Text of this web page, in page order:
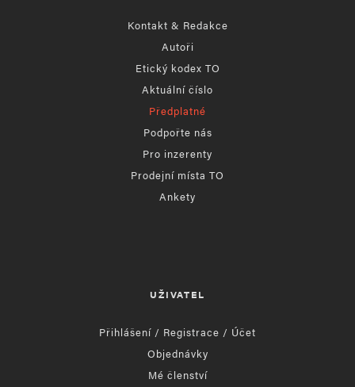
Kontakt & Redakce
Autoři
Etický kodex TO
Aktuální číslo
Předplatné
Podpořte nás
Pro inzerenty
Prodejní místa TO
Ankety
UŽIVATEL
Přihlášení / Registrace / Účet
Objednávky
Mé členství